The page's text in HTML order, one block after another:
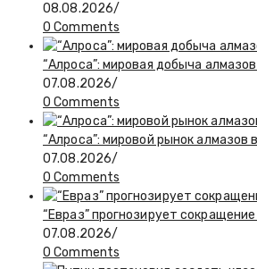
08.08.2026/
0 Comments
“Алроса”: мировая добыча
07.08.2026/
0 Comments
“Алроса”: мировой рынок
07.08.2026/
0 Comments
“Евраз” прогнозирует
07.08.2026/
0 Comments